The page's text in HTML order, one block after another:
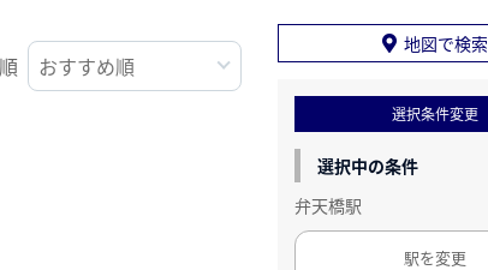
地図で検索
選択条件変更
選択中の条件
弁天橋駅
駅を変更